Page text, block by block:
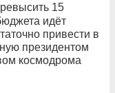
15
идёт
привести в
президентом
космодрома